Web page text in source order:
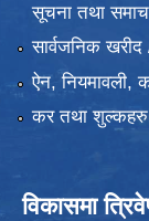
सूचना तथा
सार्वजनिक
ऐन, नियमावली,
कर तथा शुल्कहरु
विकासमा